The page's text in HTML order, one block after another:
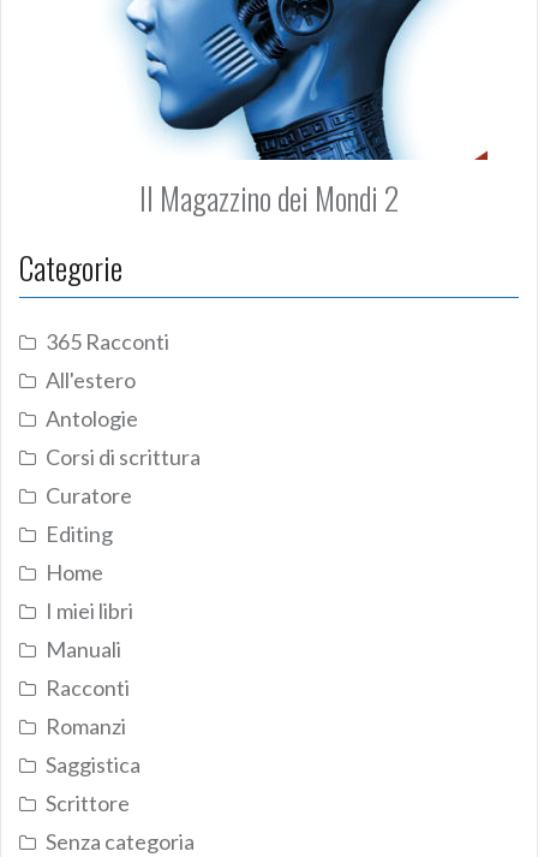
Il Magazzino dei Mondi 2
Categorie
365 Racconti
All'estero
Antologie
Corsi di scrittura
Curatore
Editing
Home
I miei libri
Manuali
Racconti
Romanzi
Saggistica
Scrittore
Senza categoria